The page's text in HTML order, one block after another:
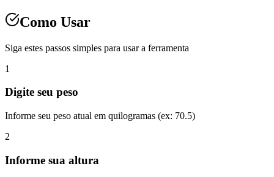
Como Usar
Siga estes passos simples para usar a ferramenta
1
Digite seu peso
Informe seu peso atual em quilogramas (ex: 70.5)
2
Informe sua altura